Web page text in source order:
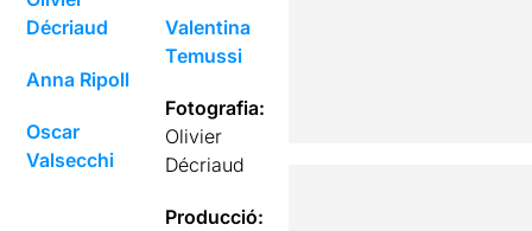
Décriaud
Anna Ripoll
Oscar
Valsecchi
Valentina
Temussi
Fotografia:
Olivier
Décriaud
Producció: